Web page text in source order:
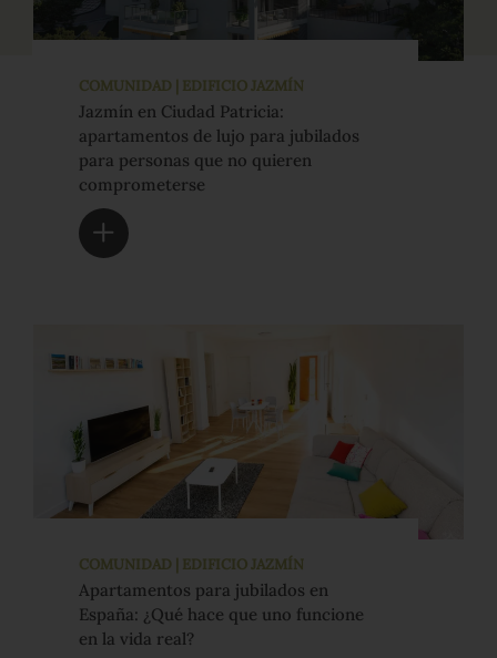
COMUNIDAD | EDIFICIO JAZMÍN
Jazmín en Ciudad Patricia:
apartamentos de lujo para jubilados
para personas que no quieren
comprometerse
COMUNIDAD | EDIFICIO JAZMÍN
Apartamentos para jubilados en
España: ¿Qué hace que uno funcione
en la vida real?